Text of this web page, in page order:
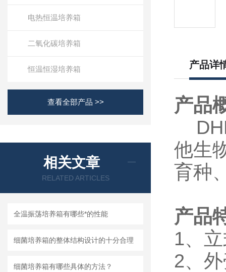
电热恒温培养箱
二氧化碳培养箱
恒温恒湿培养箱
查看全部产品 >>
相关文章
RELATED ARTICLES
全温振荡培养箱有哪些*的性能
细菌培养箱的整体结构设计的十分合理
细菌培养箱有哪些具体的方法？
产品详
产品
他生
育种
产品
1、
2、